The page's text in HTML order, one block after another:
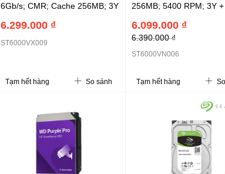
6Gb/s; CMR; Cache 256MB; 3Y
6.299.000 ₫
ST6000VX009
Tạm hết hàng So sánh
256MB; 5400 RPM; 3Y
6.099.000 ₫
6.390.000 ₫
ST6000VN006
Tạm hết hàng